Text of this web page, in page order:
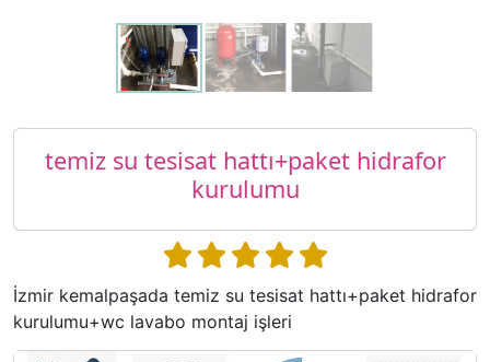
temiz su tesisat hattı+paket hidrafor
kurulumu
İzmir kemalpaşada temiz su tesisat hattı+paket hidrafor
kurulumu+wc lavabo montaj işleri